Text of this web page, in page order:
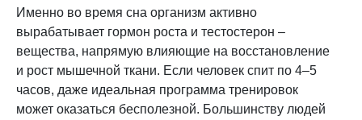
Именно во время сна организм активно
вырабатывает гормон роста и тестостерон –
вещества, напрямую влияющие на восстановление
и рост мышечной ткани. Если человек спит по 4–5
часов, даже идеальная программа тренировок
может оказаться бесполезной. Большинству людей